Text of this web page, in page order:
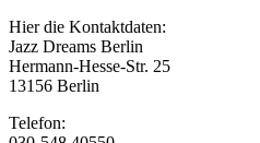
Hier die Kontaktdaten:
Jazz Dreams Berlin
Hermann-Hesse-Str. 25
13156 Berlin
Telefon: